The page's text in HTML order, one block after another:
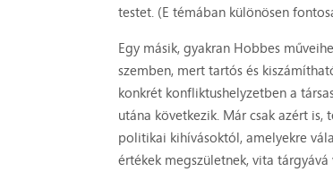
testet. (E témában különösen
Egy másik, gyakran Hobbes
szemben, mert tartós és
konkrét konfliktushelyzetben a
utána következik. Már csak azért
politikai kihívásoktól, amelyekre
értékek megszületnek, vita